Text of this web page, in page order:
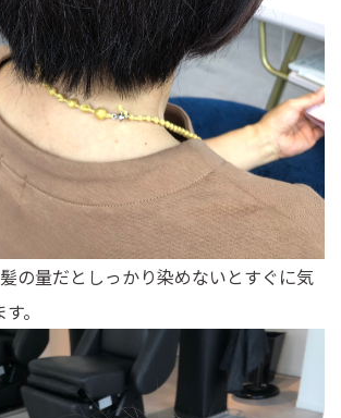
の量だとしっかり染めないとすぐに気
。